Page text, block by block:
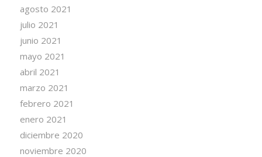
agosto 2021
julio 2021
junio 2021
mayo 2021
abril 2021
marzo 2021
febrero 2021
enero 2021
diciembre 2020
noviembre 2020